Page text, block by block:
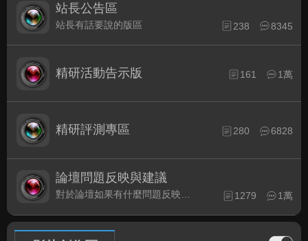
站長公告區
站長有話要說的版區 238 8345
精研活動告示版 161 1萬
精研評測專區 280 6828
論壇問題反映與建議
對於論壇如果有什麼問題反映或是建議, 竭誠歡迎在這裡盡情發表 1279 1萬